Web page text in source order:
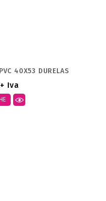
40X53 DURELAS
+ Iva